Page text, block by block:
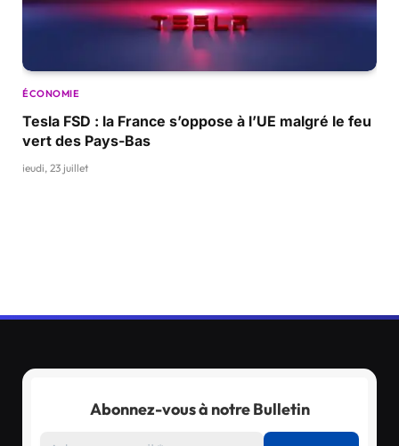
ÉCONOMIE
Tesla FSD : la France s’oppose à l’UE malgré le feu
vert des Pays-Bas
jeudi, 23 juillet
Abonnez-vous à notre Bulletin